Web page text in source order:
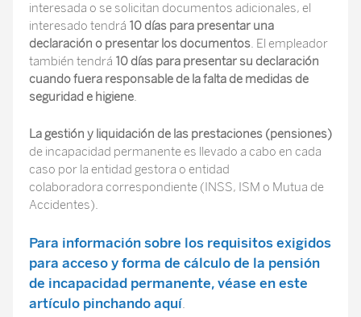
interesada o se solicitan documentos adicionales, el
interesado tendrá 10 días para presentar una
declaración o presentar los documentos. El empleador
también tendrá 10 días para presentar su declaración
cuando fuera responsable de la falta de medidas de
seguridad e higiene.
La gestión y liquidación de las prestaciones (pensiones)
de incapacidad permanente es llevado a cabo en cada
caso por la entidad gestora o entidad
colaboradora correspondiente (INSS, ISM o Mutua de
Accidentes).
Para información sobre los requisitos exigidos
para acceso y forma de cálculo de la pensión
de incapacidad permanente, véase en este
artículo pinchando aquí.